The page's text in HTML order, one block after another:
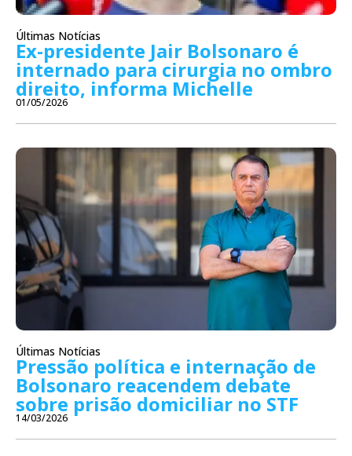
Últimas Notícias
Ex-presidente Jair Bolsonaro é
internado para cirurgia no ombro
direito, informa Michelle
01/05/2026
Últimas Notícias
Pressão política e internação de
Bolsonaro reacendem debate
sobre prisão domiciliar no STF
14/03/2026